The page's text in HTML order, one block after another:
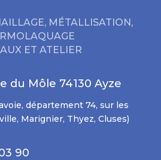
MÉTALLISATION,
ET ATELIER
du Môle 74130 Ayze
département 74, sur les
Marignier, Thyez, Cluses)
90